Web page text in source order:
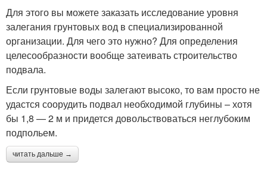
Для этого вы можете заказать исследование уровня
залегания грунтовых вод в специализированной
организации. Для чего это нужно? Для определения
целесообразности вообще затеивать строительство
подвала.
Если грунтовые воды залегают высоко, то вам просто не
удастся соорудить подвал необходимой глубины – хотя
бы 1,8 — 2 м и придется довольствоваться неглубоким
подпольем.
читать дальше →